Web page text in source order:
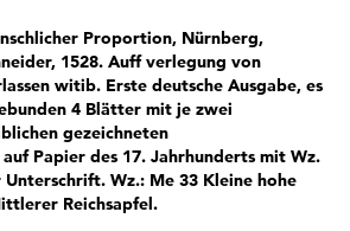
Proportion, Nürnberg,
1528. Auff verlegung von
witib. Erste deutsche Ausgabe, es
4 Blätter mit je zwei
gezeichneten
Papier des 17. Jahrhunderts mit Wz.
Wz.: Me 33 Kleine hohe
Reichsapfel.
Schließen
einverstanden, dass das
Osnabrück die oben